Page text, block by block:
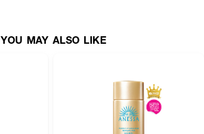
YOU MAY ALSO LIKE